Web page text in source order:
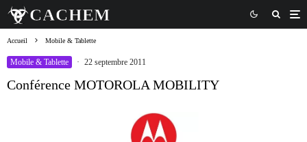
Accueil Mobile & Tablette
Mobile & Tablette · 22 septembre 2011
Conférence MOTOROLA MOBILITY